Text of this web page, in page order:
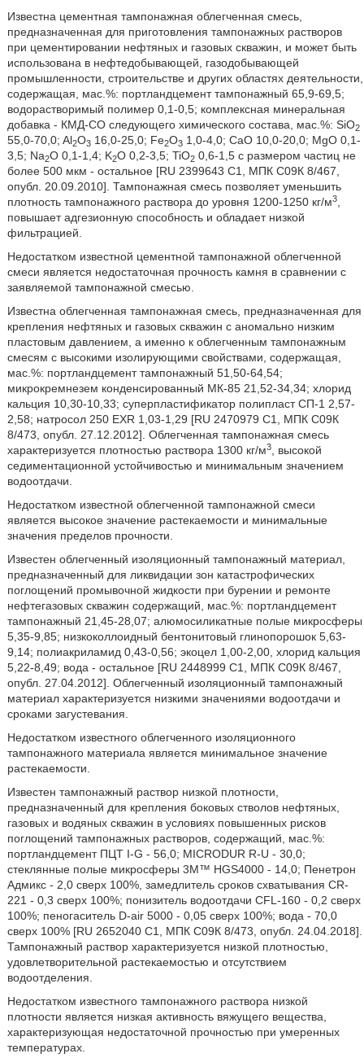
Известна цементная тампонажная облегченная смесь,
предназначенная для приготовления тампонажных растворов
при цементировании нефтяных и газовых скважин, и может быть
использована в нефтедобывающей, газодобывающей
промышленности, строительстве и других областях деятельности,
содержащая, мас.%: портландцемент тампонажный 65,9-69,5;
водорастворимый полимер 0,1-0,5; комплексная минеральная
добавка - КМД-СО следующего химического состава, мас.%: SiO2
55,0-70,0; Al2O316,0-25,0; Fe2O31,0-4,0; СаО 10,0-20,0; MgO 0,1-
3,5; Na2O 0,1-1,4; K2O 0,2-3,5; TiO20,6-1,5 с размером частиц не
более 500 мкм - остальное [RU 2399643 С1, МПК С09К 8/467,
опубл. 20.09.2010]. Тампонажная смесь позволяет уменьшить
плотность тампонажного раствора до уровня 1200-1250 кг/м3,
повышает адгезионную способность и обладает низкой
фильтрацией.
Недостатком известной цементной тампонажной облегченной
смеси является недостаточная прочность камня в сравнении с
заявляемой тампонажной смесью.
Известна облегченная тампонажная смесь, предназначенная для
крепления нефтяных и газовых скважин с аномально низким
пластовым давлением, а именно к облегченным тампонажным
смесям с высокими изолирующими свойствами, содержащая,
мас.%: портландцемент тампонажный 51,50-64,54;
микрокремнезем конденсированный МК-85 21,52-34,34; хлорид
кальция 10,30-10,33; суперпластификатор полипласт СП-1 2,57-
2,58; натросол 250 EXR 1,03-1,29 [RU 2470979 С1, МПК С09К
8/473, опубл. 27.12.2012]. Облегченная тампонажная смесь
характеризуется плотностью раствора 1300 кг/м3, высокой
седиментационной устойчивостью и минимальным значением
водоотдачи.
Недостатком известной облегченной тампонажной смеси
является высокое значение растекаемости и минимальные
значения пределов прочности.
Известен облегченный изоляционный тампонажный материал,
предназначенный для ликвидации зон катастрофических
поглощений промывочной жидкости при бурении и ремонте
нефтегазовых скважин содержащий, мас.%: портландцемент
тампонажный 21,45-28,07; алюмосиликатные полые микросферы
5,35-9,85; низкоколлоидный бентонитовый глинопорошок 5,63-
9,14; полиакриламид 0,43-0,56; экоцел 1,00-2,00, хлорид кальция
5,22-8,49; вода - остальное [RU 2448999 С1, МПК С09К 8/467,
опубл. 27.04.2012]. Облегченный изоляционный тампонажный
материал характеризуется низкими значениями водоотдачи и
сроками загустевания.
Недостатком известного облегченного изоляционного
тампонажного материала является минимальное значение
растекаемости.
Известен тампонажный раствор низкой плотности,
предназначенный для крепления боковых стволов нефтяных,
газовых и водяных скважин в условиях повышенных рисков
поглощений тампонажных растворов, содержащий, мас.%:
портландцемент ПЦТ I-G - 56,0; MICRODUR R-U - 30,0;
стеклянные полые микросферы 3М™ HGS4000 - 14,0; Пенетрон
Адмикс - 2,0 сверх 100%, замедлитель сроков схватывания CR-
221 - 0,3 сверх 100%; понизитель водоотдачи CFL-160 - 0,2 сверх
100%; пеногаситель D-air 5000 - 0,05 сверх 100%; вода - 70,0
сверх 100% [RU 2652040 С1, МПК С09К 8/473, опубл. 24.04.2018].
Тампонажный раствор характеризуется низкой плотностью,
удовлетворительной растекаемостью и отсутствием
водоотделения.
Недостатком известного тампонажного раствора низкой
плотности является низкая активность вяжущего вещества,
характеризующая недостаточной прочностью при умеренных
температурах.